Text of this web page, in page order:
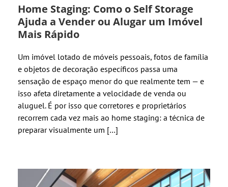
Home Staging: Como o Self Storage
Ajuda a Vender ou Alugar um Imóvel
Mais Rápido
Um imóvel lotado de móveis pessoais, fotos de família
e objetos de decoração específicos passa uma
sensação de espaço menor do que realmente tem — e
isso afeta diretamente a velocidade de venda ou
aluguel. É por isso que corretores e proprietários
recorrem cada vez mais ao home staging: a técnica de
preparar visualmente um […]